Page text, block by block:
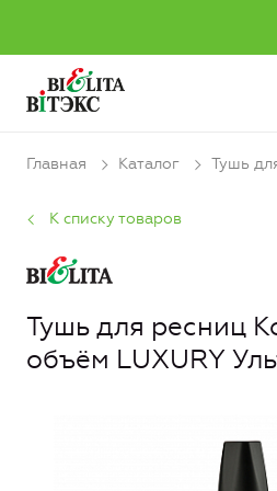
Главная Каталог Тушь
К списку товаров
Тушь для ресниц
объём LUXURY